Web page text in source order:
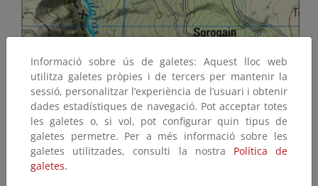
Informació sobre ús de galetes: Aquest lloc web
utilitza galetes pròpies i de tercers per mantenir la
sessió, personalitzar l’experiència de l’usuari i obtenir
dades estadístiques de navegació. Pot acceptar totes
les galetes o, si vol, pot configurar quin tipus de
galetes permetre. Per a més informació sobre les
galetes utilitzades, consulti la nostra Política de
galetes.